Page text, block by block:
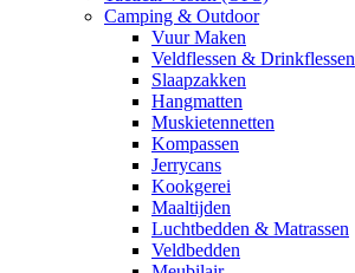
Camping & Outdoor
Vuur Maken
Veldflessen & Drinkflessen
Slaapzakken
Hangmatten
Muskietennetten
Kompassen
Jerrycans
Kookgerei
Maaltijden
Luchtbedden & Matrassen
Veldbedden